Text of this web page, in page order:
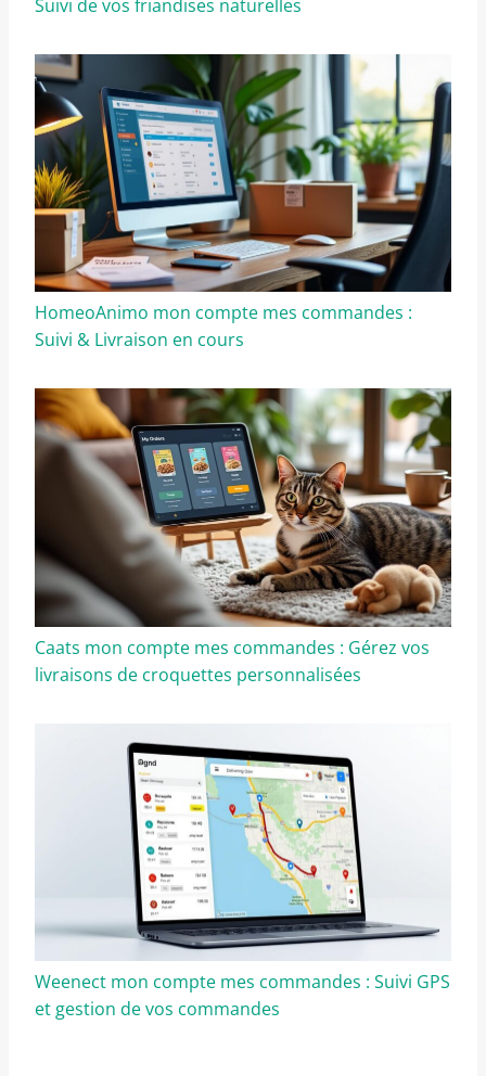
Suivi de vos friandises naturelles
HomeoAnimo mon compte mes commandes :
Suivi & Livraison en cours
Caats mon compte mes commandes : Gérez vos
livraisons de croquettes personnalisées
Weenect mon compte mes commandes : Suivi GPS
et gestion de vos commandes